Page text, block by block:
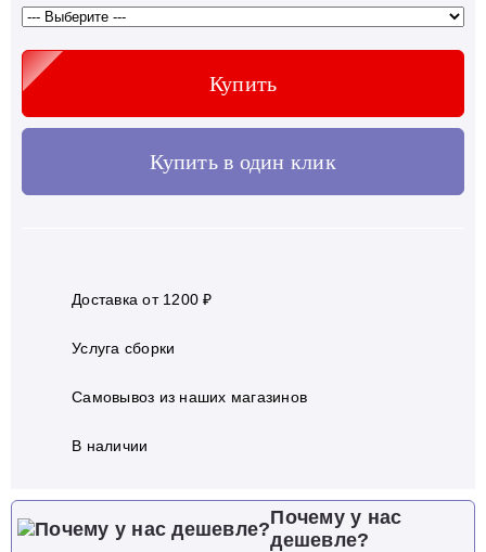
Купить
Купить в один клик
Доставка от 1200 ₽
Услуга сборки
Самовывоз из наших магазинов
В наличии
Почему у нас
дешевле?